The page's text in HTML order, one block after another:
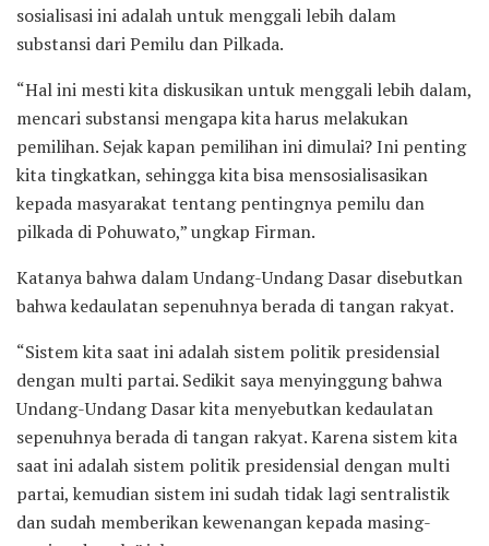
sosialisasi ini adalah untuk menggali lebih dalam
substansi dari Pemilu dan Pilkada.
“Hal ini mesti kita diskusikan untuk menggali lebih dalam,
mencari substansi mengapa kita harus melakukan
pemilihan. Sejak kapan pemilihan ini dimulai? Ini penting
kita tingkatkan, sehingga kita bisa mensosialisasikan
kepada masyarakat tentang pentingnya pemilu dan
pilkada di Pohuwato,” ungkap Firman.
Katanya bahwa dalam Undang-Undang Dasar disebutkan
bahwa kedaulatan sepenuhnya berada di tangan rakyat.
“Sistem kita saat ini adalah sistem politik presidensial
dengan multi partai. Sedikit saya menyinggung bahwa
Undang-Undang Dasar kita menyebutkan kedaulatan
sepenuhnya berada di tangan rakyat. Karena sistem kita
saat ini adalah sistem politik presidensial dengan multi
partai, kemudian sistem ini sudah tidak lagi sentralistik
dan sudah memberikan kewenangan kepada masing-